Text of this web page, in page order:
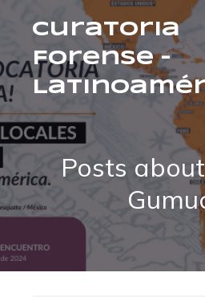
Curatoria
Forense –
Posts